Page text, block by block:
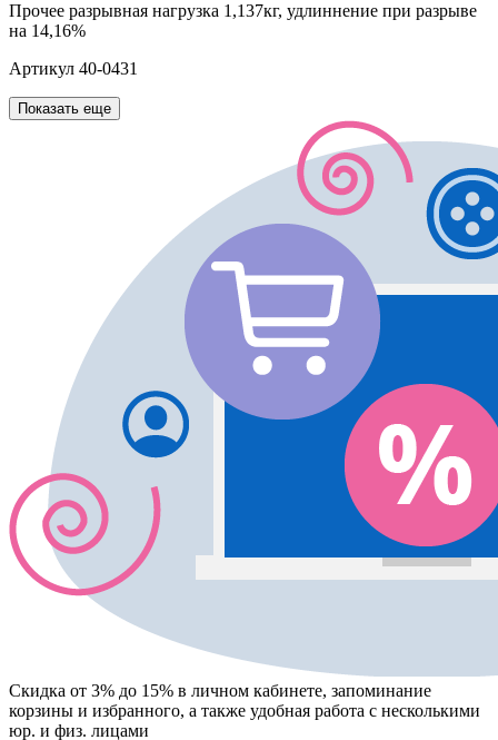
Прочее разрывная нагрузка 1,137кг, удлиннение при разрыве
на 14,16%
Артикул 40-0431
Показать еще
Скидка от 3% до 15% в личном кабинете, запоминание
корзины и избранного, а также удобная работа с несколькими
юр. и физ. лицами